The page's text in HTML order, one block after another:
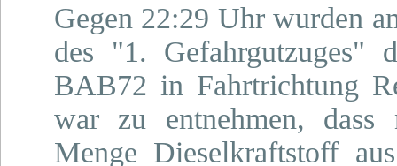
Gegen 22:29 Uhr wurden
des "1. Gefahrgutzuges"
BAB72 in Fahrtrichtung
war zu entnehmen,
Menge Dieselkraftstoff